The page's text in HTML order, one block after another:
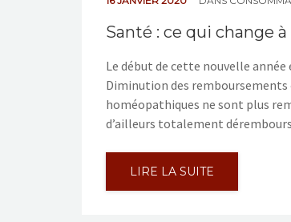
Santé : ce qui change
Le début de cette nouvelle
Diminution des remboursements
homéopathiques ne sont plus
d’ailleurs totalement
LIRE LA SUITE